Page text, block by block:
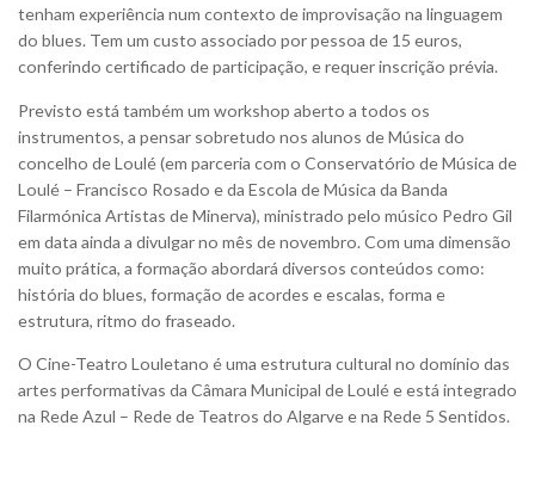
tenham experiência num contexto de improvisação na linguagem
do blues. Tem um custo associado por pessoa de 15 euros,
conferindo certificado de participação, e requer inscrição prévia.
Previsto está também um workshop aberto a todos os
instrumentos, a pensar sobretudo nos alunos de Música do
concelho de Loulé (em parceria com o Conservatório de Música de
Loulé – Francisco Rosado e da Escola de Música da Banda
Filarmónica Artistas de Minerva), ministrado pelo músico Pedro Gil
em data ainda a divulgar no mês de novembro. Com uma dimensão
muito prática, a formação abordará diversos conteúdos como:
história do blues, formação de acordes e escalas, forma e
estrutura, ritmo do fraseado.
O Cine-Teatro Louletano é uma estrutura cultural no domínio das
artes performativas da Câmara Municipal de Loulé e está integrado
na Rede Azul – Rede de Teatros do Algarve e na Rede 5 Sentidos.